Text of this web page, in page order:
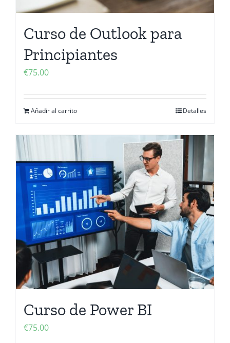
Curso de Outlook para
Principiantes
€75.00
Añadir al carrito Detalles
Curso de Power BI
€75.00